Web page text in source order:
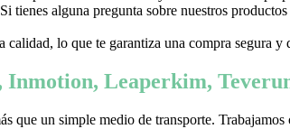
alguna pregunta sobre nuestros productos
lo que te garantiza una compra segura y
Leaperkim,
que un simple medio de transporte.